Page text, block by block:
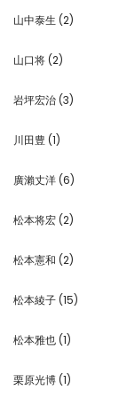
山中泰生 (2)
山口将 (2)
岩坪宏治 (3)
川田豊 (1)
廣瀨丈洋 (6)
松本将宏 (2)
松本憲和 (2)
松本綾子 (15)
松本雅也 (1)
栗原光博 (1)